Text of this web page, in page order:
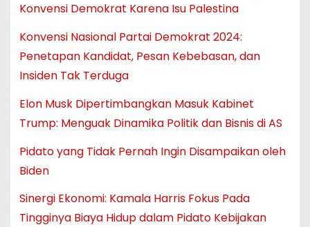
Konvensi Demokrat Karena Isu Palestina
Konvensi Nasional Partai Demokrat 2024:
Penetapan Kandidat, Pesan Kebebasan, dan
Insiden Tak Terduga
Elon Musk Dipertimbangkan Masuk Kabinet
Trump: Menguak Dinamika Politik dan Bisnis di AS
Pidato yang Tidak Pernah Ingin Disampaikan oleh
Biden
Sinergi Ekonomi: Kamala Harris Fokus Pada
Tingginya Biaya Hidup dalam Pidato Kebijakan